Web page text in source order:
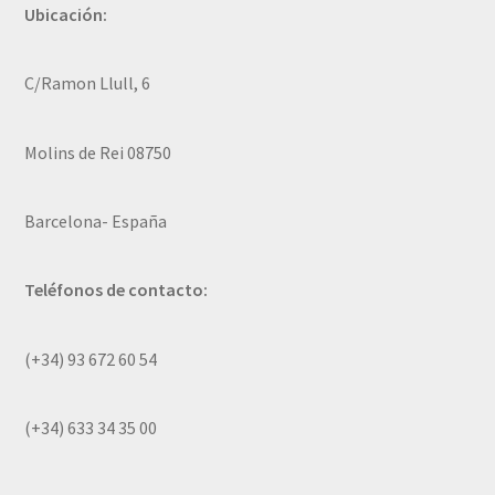
Ubicación:
C/Ramon Llull, 6
Molins de Rei 08750
Barcelona- España
Teléfonos de contacto:
(+34) 93 672 60 54
(+34) 633 34 35 00